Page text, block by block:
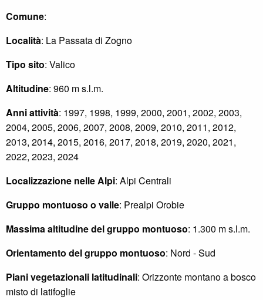
Comune:
Località: La Passata di Zogno
Tipo sito: Valico
Altitudine: 960 m s.l.m.
Anni attività: 1997, 1998, 1999, 2000, 2001, 2002, 2003,
2004, 2005, 2006, 2007, 2008, 2009, 2010, 2011, 2012,
2013, 2014, 2015, 2016, 2017, 2018, 2019, 2020, 2021,
2022, 2023, 2024
Localizzazione nelle Alpi: Alpi Centrali
Gruppo montuoso o valle: Prealpi Orobie
Massima altitudine del gruppo montuoso: 1.300 m s.l.m.
Orientamento del gruppo montuoso: Nord - Sud
Piani vegetazionali latitudinali: Orizzonte montano a bosco
misto di latifoglie